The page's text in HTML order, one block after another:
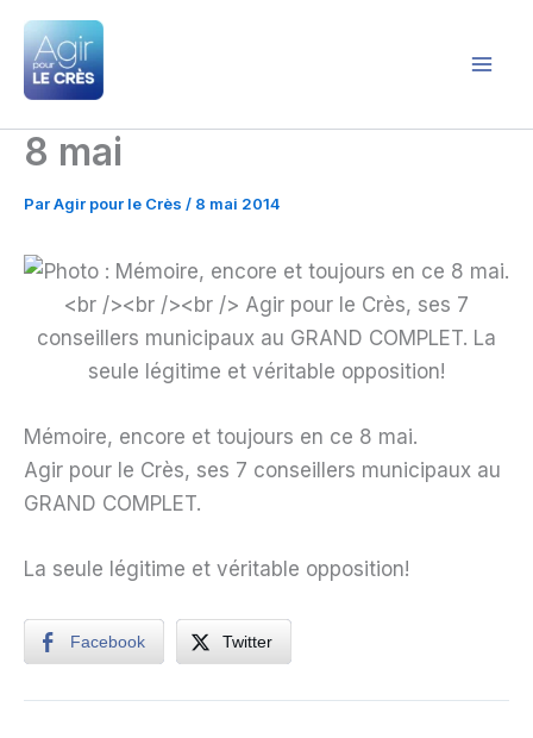
Aller
contenu
8 mai
ParAgir pour le Crès / 8 mai 2014
Mémoire, encore et toujours en ce 8 mai.
Agir pour le Crès, ses 7 conseillers municipaux au
GRAND COMPLET.
La seule légitime et véritable opposition!
Facebook Twitter